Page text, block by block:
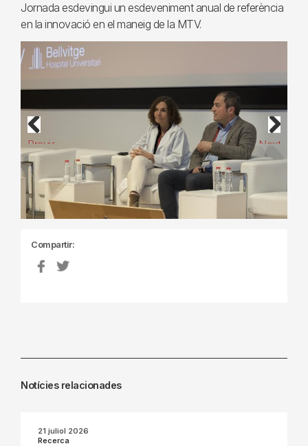
Jornada esdevingui un esdeveniment anual de referència
en la innovació en el maneig de la MTV.
Previous Next
Compartir:
Notícies relacionades
21 juliol 2026
Recerca